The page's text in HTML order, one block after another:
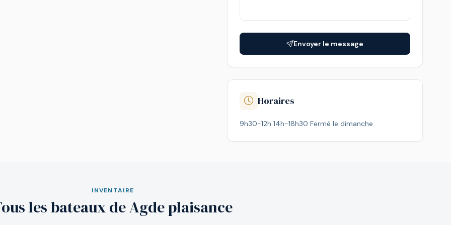
Envoyer le message
Horaires
9h30-12h 14h-18h30 Fermé le dimanche
INVENTAIRE
les bateaux de Agde plaisance